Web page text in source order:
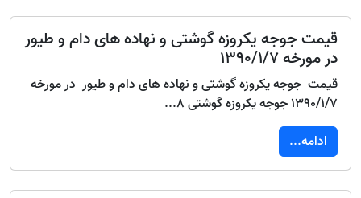
قیمت جوجه یکروزه گوشتی و نهاده های دام و طیور
در مورخه 1390/1/7
قیمت جوجه یکروزه گوشتی و نهاده های دام و طیور در مورخه
1390/1/7 جوجه یکروزه گوشتی 8...
ادامه...